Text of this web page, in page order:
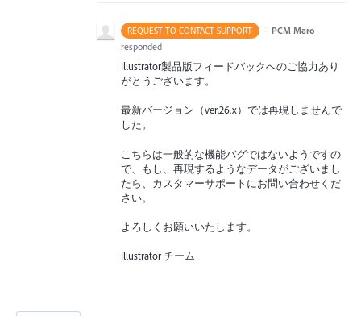
REQUEST TO CONTACT SUPPORT · PCM Maro
responded
Illustrator製品版フィードバックへのご協力あり
がとうございます。
最新バージョン（ver.26.x）では再現しませんで
した。
こちらは一般的な機能バグではないようですの
で、もし、再現するようなデータがございまし
たら、カスタマーサポートにお問い合わせくだ
さい。
よろしくお願いいたします。
Illustrator チーム